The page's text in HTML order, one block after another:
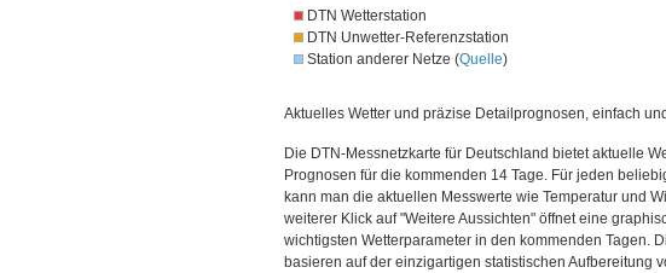
DTN Wetterstation
DTN Unwetter-Referenzstation
Station anderer Netze (Quelle)
Aktuelles Wetter und präzise Detailprognosen, einfach
Die DTN-Messnetzkarte für Deutschland bietet aktuelle
Prognosen für die kommenden 14 Tage. Für jeden
kann man die aktuellen Messwerte wie Temperatur und
weiterer Klick auf "Weitere Aussichten" öffnet eine
wichtigsten Wetterparameter in den kommenden Tagen.
basieren auf der einzigartigen statistischen Aufbereitung